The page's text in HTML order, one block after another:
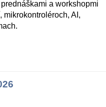
a workshopmi
mikrokontroléroch, AI,